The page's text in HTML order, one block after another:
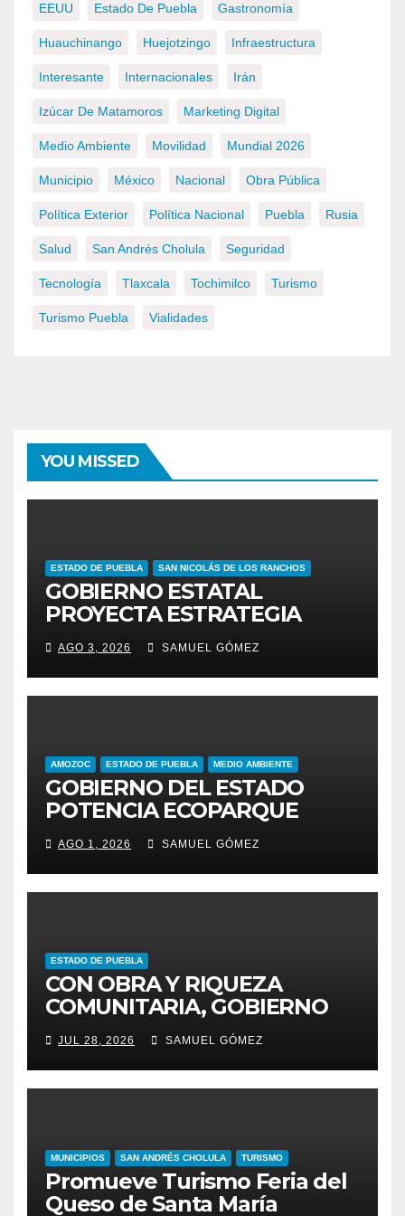
EEUU Estado De Puebla Gastronomía
Huauchinango Huejotzingo Infraestructura
Interesante Internacionales Irán
Izúcar De Matamoros Marketing Digital
Medio Ambiente Movilidad Mundial 2026
Municipio México Nacional Obra Pública
Política Exterior Política Nacional Puebla Rusia
Salud San Andrés Cholula Seguridad
Tecnología Tlaxcala Tochimilco Turismo
Turismo Puebla Vialidades
YOU MISSED
ESTADO DE PUEBLA SAN NICOLÁS DE LOS RANCHOS
GOBIERNO ESTATAL
PROYECTA ESTRATEGIA
PARA EL DESARROLLO
INTEGRAL DE LA REGIÓN
IZTA-POPO
AGO 3, 2026 SAMUEL GÓMEZ
AMOZOC ESTADO DE PUEBLA MEDIO AMBIENTE
GOBIERNO DEL ESTADO
POTENCIA ECOPARQUE
PENSAR EN GRANDE COMO
REFERENTE AMBIENTAL
AGO 1, 2026 SAMUEL GÓMEZ
ESTADO DE PUEBLA
CON OBRA Y RIQUEZA
COMUNITARIA, GOBIERNO
ESTATAL INCENTIVA AL
TALENTO ARTESANAL
JUL 28, 2026 SAMUEL GÓMEZ
MUNICIPIOS SAN ANDRÉS CHOLULA TURISMO
Promueve Turismo Feria del
Queso de Santa María